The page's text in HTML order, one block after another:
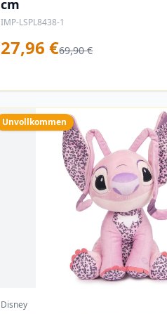
cm
IMP-LSPL8438-1
27,96 €69,90 €
Unvollkommen
Disney